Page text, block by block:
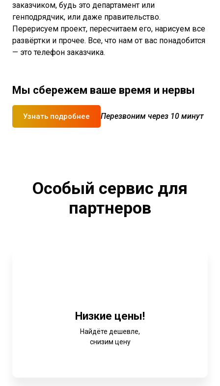
заказчиком, будь это департамент или
генподрядчик, или даже правительство.
Перерисуем проект, пересчитаем его, нарисуем все
развёртки и прочее. Все, что нам от вас понадобится
— это телефон заказчика.
Мы сбережем ваше время и нервы
Узнать подробнее Перезвоним через 10 минут
Особый сервис для
партнеров
Низкие цены!
Найдёте дешевле,
снизим цену